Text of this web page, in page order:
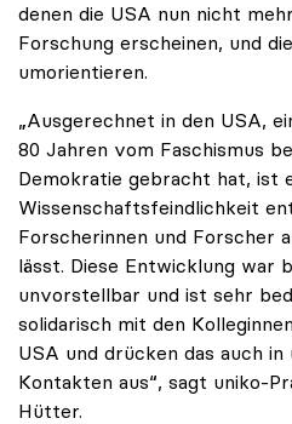
denen die USA nun nicht
Forschung erscheinen, und
umorientieren.
„Ausgerechnet in den USA,
80 Jahren vom Faschismus
Demokratie gebracht hat, ist
Wissenschaftsfeindlichkeit
Forscherinnen und Forscher
lässt. Diese Entwicklung war
unvorstellbar und ist sehr
solidarisch mit den
USA und drücken das auch
Kontakten aus“, sagt uniko-
Hütter.